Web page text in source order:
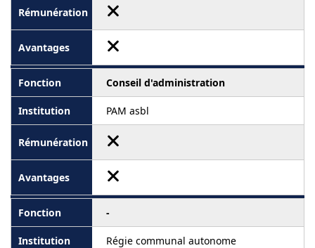
Conseil d'administration
PAM asbl
-
Régie communal autonome